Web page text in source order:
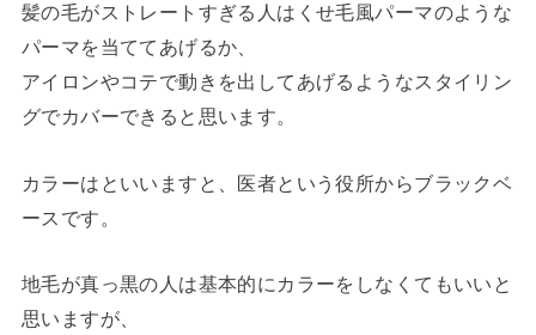
髪の毛がストレートすぎる人はくせ毛風パーマのような
パーマを当ててあげるか、
アイロンやコテで動きを出してあげるようなスタイリン
グでカバーできると思います。
カラーはといいますと、医者という役所からブラックベ
ースです。
地毛が真っ黒の人は基本的にカラーをしなくてもいいと
思いますが、